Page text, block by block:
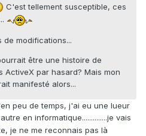
C'est tellement susceptible, ces
de modifications...
être une histoire de
ActiveX par hasard? Mais mon
manifesté alors...
peu de temps, j'ai eu une lueur
en informatique..............je vais
je ne me reconnais pas là